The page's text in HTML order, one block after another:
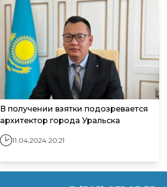
В получении взятки подозревается
архитектор города Уральска
11.04.2024 20:21